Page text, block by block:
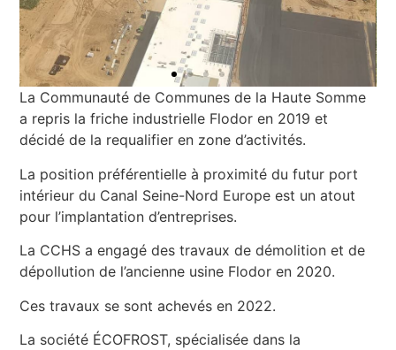
La Communauté de Communes de la Haute Somme
a repris la friche industrielle Flodor en 2019 et
décidé de la requalifier en zone d’activités.
La position préférentielle à proximité du futur port
intérieur du Canal Seine-Nord Europe est un atout
pour l’implantation d’entreprises.
La CCHS a engagé des travaux de démolition et de
dépollution de l’ancienne usine Flodor en 2020.
Ces travaux se sont achevés en 2022.
La société ÉCOFROST, spécialisée dans la